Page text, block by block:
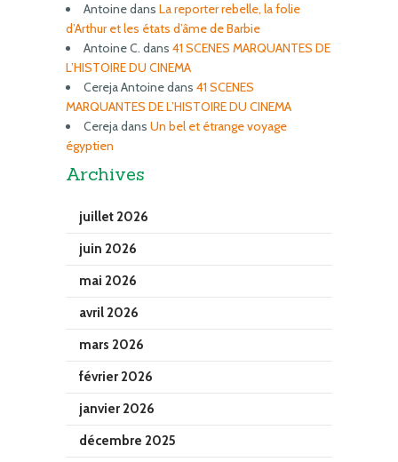
Antoinedans La reporter rebelle, la folie
d’Arthur et les états d’âme de Barbie
Antoine C. dans 41 SCENES MARQUANTES DE
L’HISTOIRE DU CINEMA
Cereja Antoinedans 41 SCENES
MARQUANTES DE L’HISTOIRE DU CINEMA
Cerejadans Un bel et étrange voyage
égyptien
Archives
juillet 2026
juin 2026
mai 2026
avril 2026
mars 2026
février 2026
janvier 2026
décembre 2025